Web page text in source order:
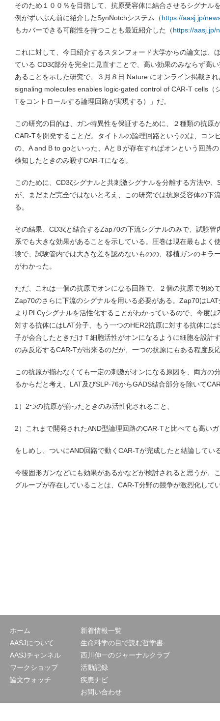
そのため１００％を目指して、抗原受容体に結合させるシグナル
例がずいぶん前に紹介したSynNotchシステム（https://aasj.jp/
もカバーできる可能性を持つことも最近紹介した（https://aasj.jp/
これに対して、今日紹介するスタンフォード大学からの論文は、
ている CD3ζ部分を完全に見直すことで、高い効果のみならず高
あることを示した研究で、３月８日 Nature にオンライン掲載さ
signaling molecules enables logic-gated control of CAR-T cells（
Tをコントロールする論理回路が実現する）」だ。
この研究の目的は、ガン特異性を保証するために、２種類の抗原
CAR-Tを開発することだ。タイトルの論理回路というのは、コン
の、A and B to goといった、AとＢが存在すればオンという回路
検知したときのみ殺すCAR-Tになる。
このために、CD3ζシグナルと共刺激シグナルを分離する方法や
が、まだまだ完全ではないと考え、この研究では抗原受容体の下
る。
その結果、CD3ζと結合するZap70の下流シグナルのみで、試験
系でも大きな効果があることを示している。圧巻は現在最もよく
験で、試験管内では大きな差を認めないものの、移植ガンのキラ
がわかった。
ただ、これは一個の抗原でオンになる回路で、２個の抗原で初め
Zap70のさらに下流のシグナルを用いる必要がある。Zap70は
よりPLCγシグナルを活性化することがわかっているので、今度
対する抗体にはLAT分子、もう一つのHER2抗原に対する抗体に
子が会合したときだけＴ細胞活性がオンになるように細胞を設計
のみ反応するCAR-Tが出来るのだが、一つの抗原にもある程度反
この抗原が揃わなくても一定の刺激がオンになる原因を、両方の
るからだと考え、LAT及びSLP-76からGADS結合部分を除いて
1）2つの抗原が揃ったときのみ活性化されること、
2）これまで開発されたAND型論理回路のCAR-Tと比べても高い
をしめし、ついにAND回路で動くCAR-Tが完成したと結論してい
今後固形ガンなどにも効果があるかなどが検討されると思うが、
グループが存在していることは、CAR-T分野の競争が激烈化して
ホーム
AASJについて
AASJチャンネル
ワークショップ
論文ウォッチ
新着情報一覧
生命科学の目で読む哲学書
西川伸一のジャーナルクラブ
活動記録
疾患ナビ
お問い合わせ